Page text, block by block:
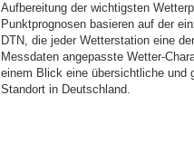
Aufbereitung der wichtigsten
Punktprognosen basieren auf der
DTN, die jeder Wetterstation eine
Messdaten angepasste Wetter-
einem Blick eine übersichtliche und
Standort in Deutschland.